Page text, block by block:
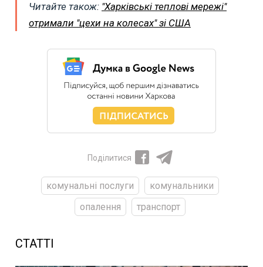
Читайте також: "Харківські теплові мережі"
отримали "цехи на колесах" зі США
Поділитися
комунальні послуги
комунальники
опалення
транспорт
СТАТТІ